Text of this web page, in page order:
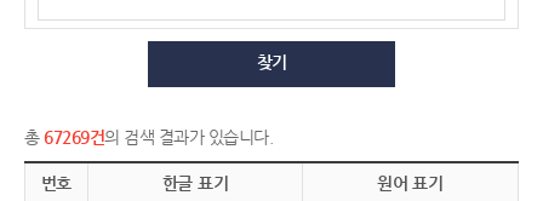
찾기
총 67269건의 검색 결과가 있습니다.
번호 한글 표기 원어 표기